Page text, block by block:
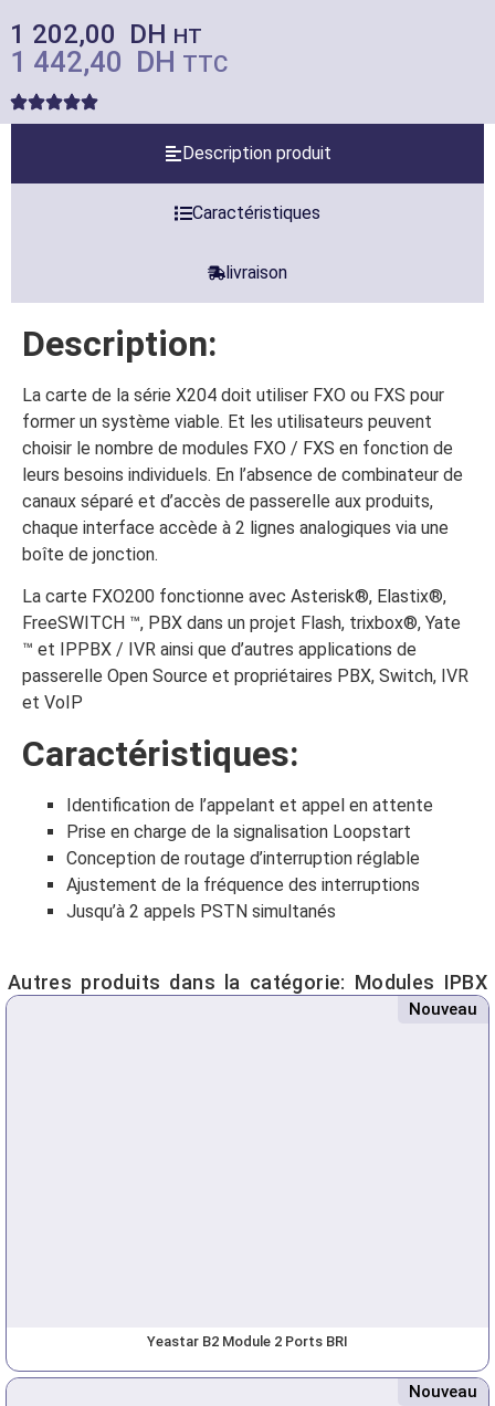
1 202,00 DH HT
1 442,40 DH TTC
Description produit
Caractéristiques
livraison
Description:
La carte de la série X204 doit utiliser FXO ou FXS pour
former un système viable. Et les utilisateurs peuvent
choisir le nombre de modules FXO / FXS en fonction de
leurs besoins individuels. En l’absence de combinateur de
canaux séparé et d’accès de passerelle aux produits,
chaque interface accède à 2 lignes analogiques via une
boîte de jonction.
La carte FXO200 fonctionne avec Asterisk®, Elastix®,
FreeSWITCH ™, PBX dans un projet Flash, trixbox®, Yate
™ et IPPBX / IVR ainsi que d’autres applications de
passerelle Open Source et propriétaires PBX, Switch, IVR
et VoIP
Caractéristiques:
Identification de l’appelant et appel en attente
Prise en charge de la signalisation Loopstart
Conception de routage d’interruption réglable
Ajustement de la fréquence des interruptions
Jusqu’à 2 appels PSTN simultanés
Autres produits dans la catégorie: Modules IPBX
Nouveau
Yeastar B2 Module 2 Ports BRI
Nouveau